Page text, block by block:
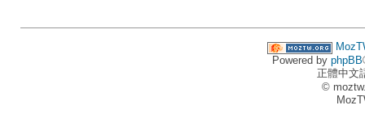
Powered by phpBB
正體中文
©